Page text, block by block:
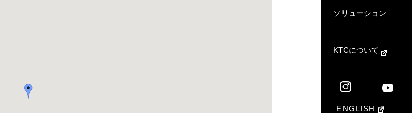
ソリューション
KTCについて
ENGLISH